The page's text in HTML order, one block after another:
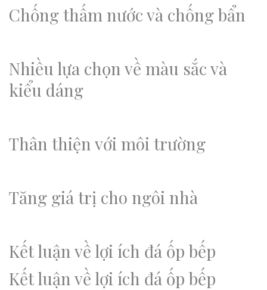
Chống thấm nước và chống bẩn
Nhiều lựa chọn về màu sắc và
kiểu dáng
Thân thiện với môi trường
Tăng giá trị cho ngôi nhà
Kết luận về lợi ích đá ốp bếp
Kết luận về lợi ích đá ốp bếp